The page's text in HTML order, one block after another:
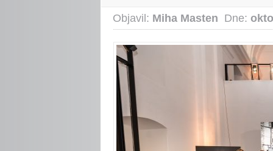
Objavil: Miha Masten Dne: